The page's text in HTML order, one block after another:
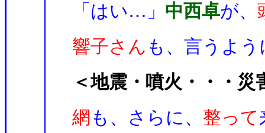
「はい…」 中西卓が、
響子さん も、言うよ
＜地震・噴火・・・災
網 も、さらに、 整って